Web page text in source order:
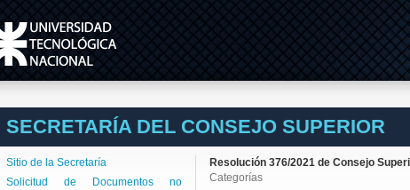
SECRETARÍA DEL CONSEJO SUPERIOR
Sitio de la Secretaría
Solicitud de Documentos no
Resolución 376/2021 de Consejo
Categorías